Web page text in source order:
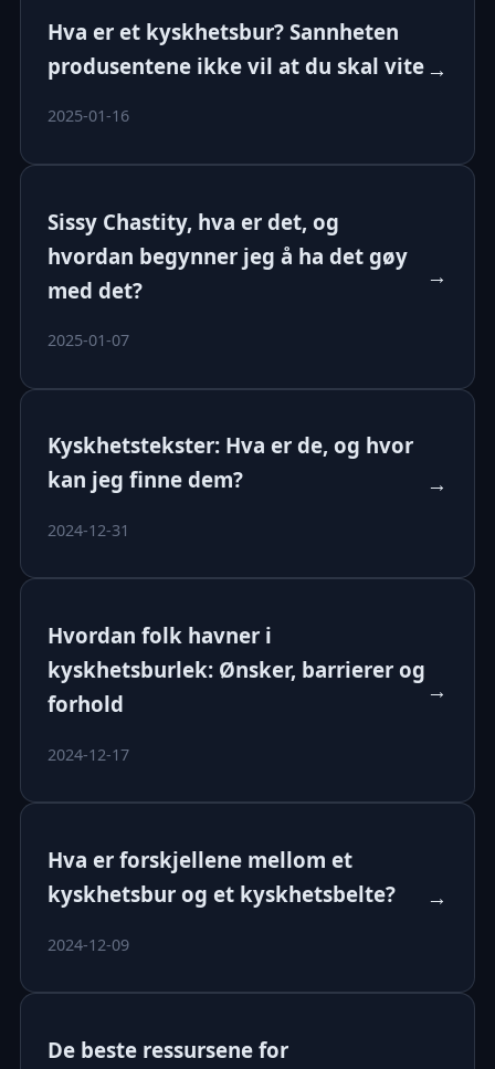
Hva er et kyskhetsbur? Sannheten
produsentene ikke vil at du skal vite
2025-01-16
→
Sissy Chastity, hva er det, og
hvordan begynner jeg å ha det gøy
med det?
2025-01-07
→
Kyskhetstekster: Hva er de, og hvor
kan jeg finne dem?
2024-12-31
→
Hvordan folk havner i
kyskhetsburlek: Ønsker, barrierer og
forhold
2024-12-17
→
Hva er forskjellene mellom et
kyskhetsbur og et kyskhetsbelte?
2024-12-09
→
De beste ressursene for